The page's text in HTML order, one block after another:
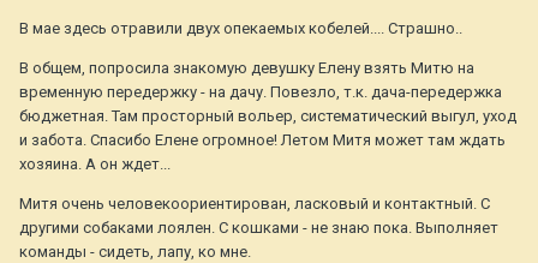
В мае здесь отравили двух опекаемых кобелей.... Страшно..
В общем, попросила знакомую девушку Елену взять Митю на
временную передержку - на дачу. Повезло, т.к. дача-передержка
бюджетная. Там просторный вольер, систематический выгул, уход
и забота. Спасибо Елене огромное! Летом Митя может там ждать
хозяина. А он ждет...
Митя очень человекоориентирован, ласковый и контактный. С
другими собаками лоялен. С кошками - не знаю пока. Выполняет
команды - сидеть, лапу, ко мне.